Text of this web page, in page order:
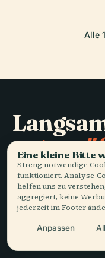
Alle
gut
BLEIBEN SIE AUF
Eine kleine Bitte
Streng notwendige
funktioniert. Analyse-
helfen uns zu
aggregiert, keine
jederzeit im Footer
Anpassen